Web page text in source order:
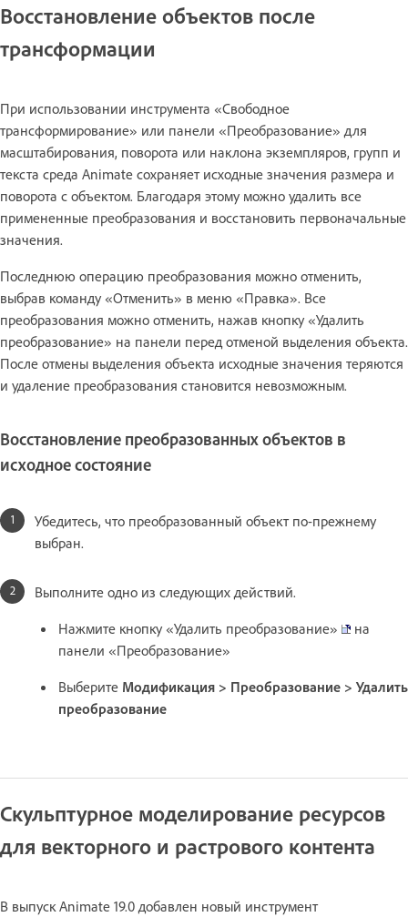
Восстановление объектов после
трансформации
При использовании инструмента «Свободное
трансформирование» или панели «Преобразование» для
масштабирования, поворота или наклона экземпляров, групп и
текста среда Animate сохраняет исходные значения размера и
поворота с объектом. Благодаря этому можно удалить все
примененные преобразования и восстановить первоначальные
значения.
Последнюю операцию преобразования можно отменить,
выбрав команду «Отменить» в меню «Правка». Все
преобразования можно отменить, нажав кнопку «Удалить
преобразование» на панели перед отменой выделения объекта.
После отмены выделения объекта исходные значения теряются
и удаление преобразования становится невозможным.
Восстановление преобразованных объектов в
исходное состояние
Убедитесь, что преобразованный объект по-прежнему
выбран.
Выполните одно из следующих действий.
Нажмите кнопку «Удалить преобразование»
на
панели «Преобразование»
Выберите Модификация > Преобразование > Удалить
преобразование
Скульптурное моделирование ресурсов
для векторного и растрового контента
В выпуск Animate 19.0 добавлен новый инструмент